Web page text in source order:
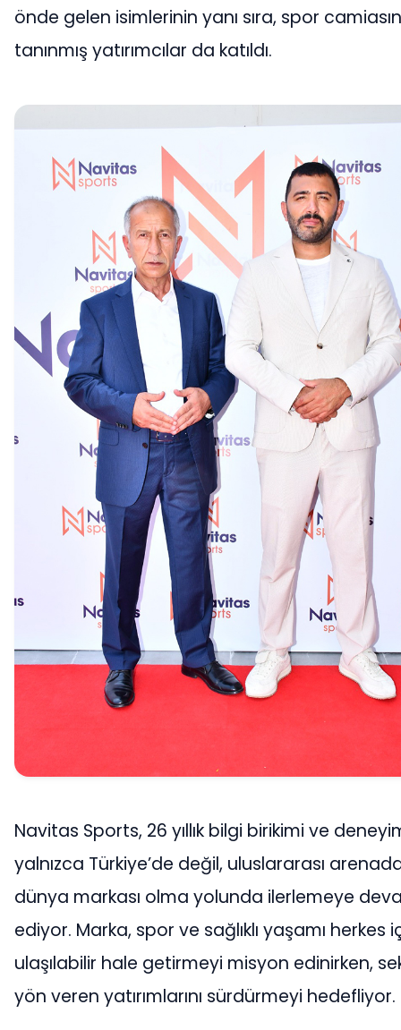
önde gelen isimlerinin yanı sıra, spor
tanınmış yatırımcılar da katıldı.
Navitas Sports, 26 yıllık bilgi birikimi ve
yalnızca Türkiye’de değil, uluslararası
dünya markası olma yolunda ilerlemeye
ediyor. Marka, spor ve sağlıklı yaşamı herkes
ulaşılabilir hale getirmeyi misyon edinirken,
yön veren yatırımlarını sürdürmeyi hedefliyor.